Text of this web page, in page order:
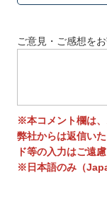
ご意見・ご感想を
※本コメント欄は、
弊社からは返信い
ド等の入力はご遠慮
※日本語のみ（